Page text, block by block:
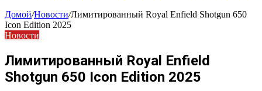
Домой/Новости/Лимитированный Royal Enfield Shotgun 650
Icon Edition 2025
Новости
Лимитированный Royal Enfield
Shotgun 650 Icon Edition 2025